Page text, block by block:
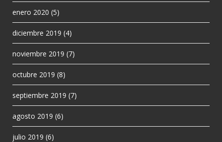
enero 2020 (5)
diciembre 2019 (4)
noviembre 2019 (7)
octubre 2019 (8)
septiembre 2019 (7)
agosto 2019 (6)
julio 2019 (6)